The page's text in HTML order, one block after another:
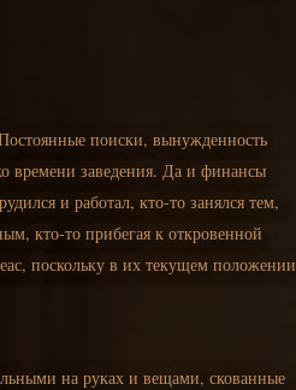
поиски, вынужденность
времени заведения. Да и финансы
и работал, кто-то занялся тем,
кто-то прибегая к откровенной
поскольку в их текущем положении
на руках и вещами, скованные